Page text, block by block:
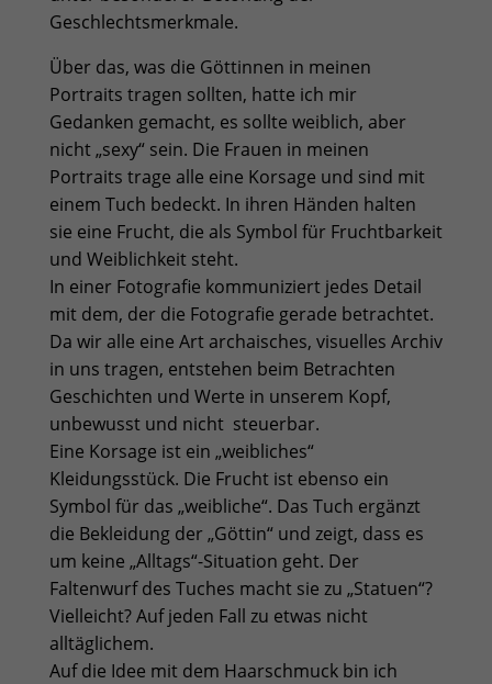
Geschlechtsmerkmale.
Über das, was die Göttinnen in meinen
Portraits tragen sollten, hatte ich mir
Gedanken gemacht, es sollte weiblich, aber
nicht „sexy“ sein. Die Frauen in meinen
Portraits trage alle eine Korsage und sind mit
einem Tuch bedeckt. In ihren Händen halten
sie eine Frucht, die als Symbol für Fruchtbarkeit
und Weiblichkeit steht.
In einer Fotografie kommuniziert jedes Detail
mit dem, der die Fotografie gerade betrachtet.
Da wir alle eine Art archaisches, visuelles Archiv
in uns tragen, entstehen beim Betrachten
Geschichten und Werte in unserem Kopf,
unbewusst und nicht steuerbar.
Eine Korsage ist ein „weibliches“
Kleidungsstück. Die Frucht ist ebenso ein
Symbol für das „weibliche“. Das Tuch ergänzt
die Bekleidung der „Göttin“ und zeigt, dass es
um keine „Alltags“-Situation geht. Der
Faltenwurf des Tuches macht sie zu „Statuen“?
Vielleicht? Auf jeden Fall zu etwas nicht
alltäglichem.
Auf die Idee mit dem Haarschmuck bin ich